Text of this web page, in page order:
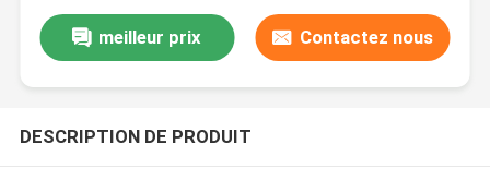
meilleur prix Contactez nous
DESCRIPTION DE PRODUIT